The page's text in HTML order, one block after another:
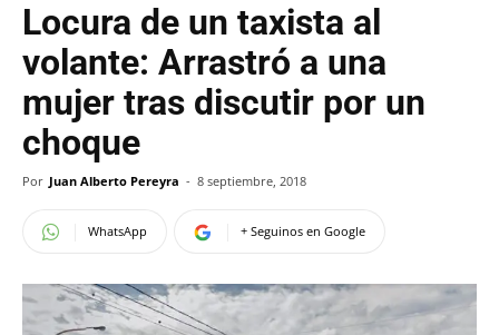
Locura de un taxista al
volante: Arrastró a una
mujer tras discutir por un
choque
Por Juan Alberto Pereyra - 8 septiembre, 2018
WhatsApp + Seguinos en Google